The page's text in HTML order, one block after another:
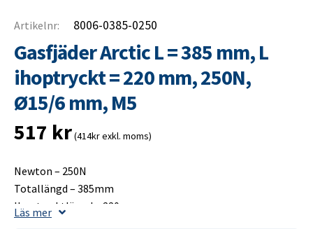
Artikelnr: 8006-0385-0250
Gasfjäder Arctic L = 385 mm, L
ihoptryckt = 220 mm, 250N,
Ø15/6 mm, M5
517 kr(414kr exkl. moms)
Newton – 250N
Totallängd – 385mm
Ihoptrycktlängd – 220mm
Läs mer